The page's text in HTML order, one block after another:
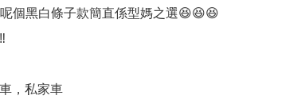
個黑白條子款簡直係型媽之選😆😆😆
，私家車